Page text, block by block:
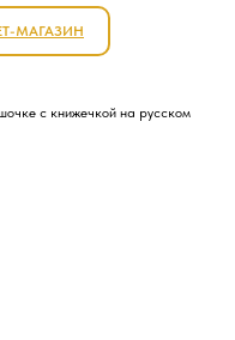
МАГАЗИН
с книжечкой на русском